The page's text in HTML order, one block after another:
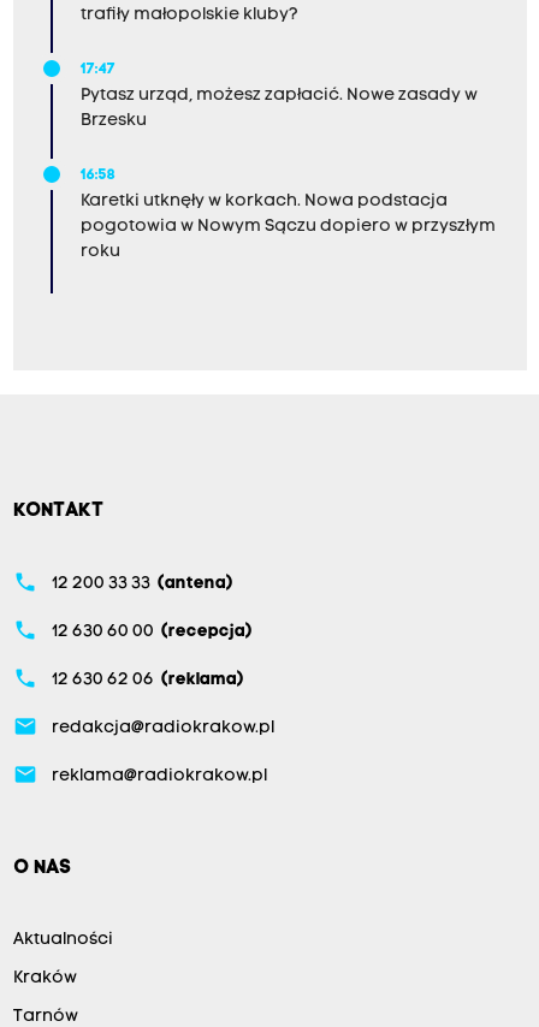
trafiły małopolskie kluby?
17:47
Pytasz urząd, możesz zapłacić. Nowe zasady w
Brzesku
16:58
Karetki utknęły w korkach. Nowa podstacja
pogotowia w Nowym Sączu dopiero w przyszłym
roku
KONTAKT
phone 12 200 33 33 (antena)
phone 12 630 60 00 (recepcja)
phone 12 630 62 06 (reklama)
email redakcja@radiokrakow.pl
email reklama@radiokrakow.pl
O NAS
Aktualności
Kraków
Tarnów